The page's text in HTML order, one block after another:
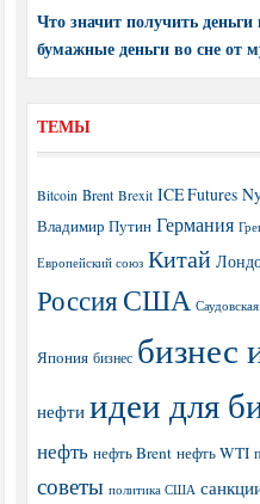
Что значит получить
бумажные деньги во сне
ТЕМЫ
Bitcoin Brent Brexit ICE Futures
Владимир Путин Германия
Европейский союз Китай
РоссияСША
Япония бизнес бизнес
нефти идеи для
нефть нефть Brent нефть WTI
советы политика США